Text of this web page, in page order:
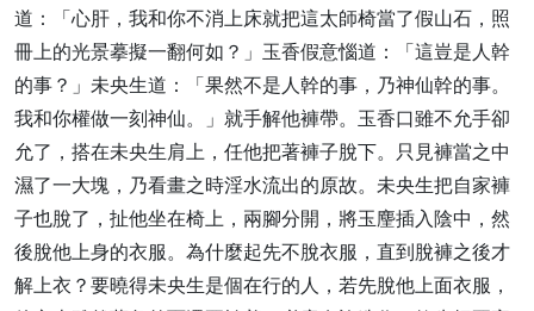
道：「心肝，我和你不消上床就把這太師椅當了假山石，照
冊上的光景摹擬一翻何如？」玉香假意惱道：「這豈是人幹
的事？」未央生道：「果然不是人幹的事，乃神仙幹的事。
我和你權做一刻神仙。」就手解他褲帶。玉香口雖不允手卻
允了，搭在未央生肩上，任他把著褲子脫下。只見褲當之中
濕了一大塊，乃看畫之時淫水流出的原故。未央生把自家褲
子也脫了，扯他坐在椅上，兩腳分開，將玉麈插入陰中，然
後脫他上身的衣服。為什麼起先不脫衣服，直到脫褲之後才
解上衣？要曉得未央生是個在行的人，若先脫他上面衣服，